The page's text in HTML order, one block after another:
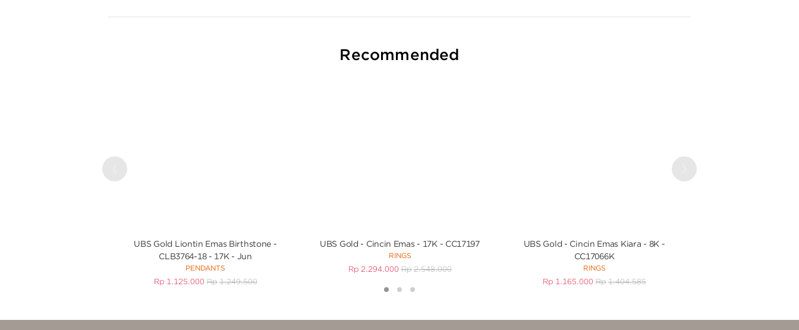
Recommended
UBS Gold Liontin Emas Birthstone -
CLB3764-18 - 17K - Jun
PENDANTS
Rp 1.125.000 Rp 1.249.500
UBS Gold - Cincin Emas - 17K - CC17197
RINGS
Rp 2.294.000 Rp 2.548.000
UBS Gold - Cincin Emas Kiara - 8K -
CC17066K
RINGS
Rp 1.165.000 Rp 1.404.585
Previous Next